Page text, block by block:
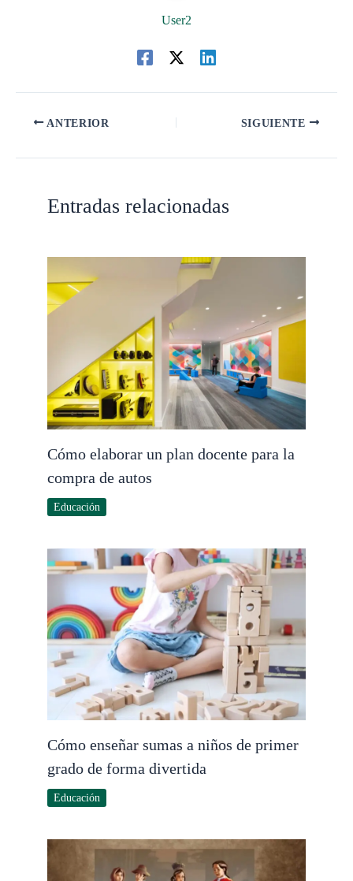
User2
ANTERIOR SIGUIENTE
Entradas relacionadas
Cómo elaborar un plan docente para la
compra de autos
Educación
Cómo enseñar sumas a niños de primer
grado de forma divertida
Educación